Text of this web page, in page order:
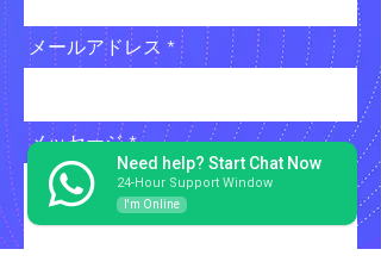
メールアドレス
メッセージ
Need help? Start Chat Now
24-Hour Support Window
I'm Online